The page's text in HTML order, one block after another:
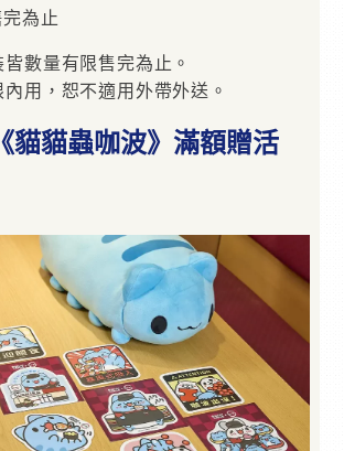
為止
數量有限售完為止。
用，恕不適用外帶外送。
貓貓蟲咖波》滿額贈活